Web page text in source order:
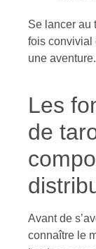
Se lancer au
fois convivial
une aventure.
Les
de
Avant de
connaître le